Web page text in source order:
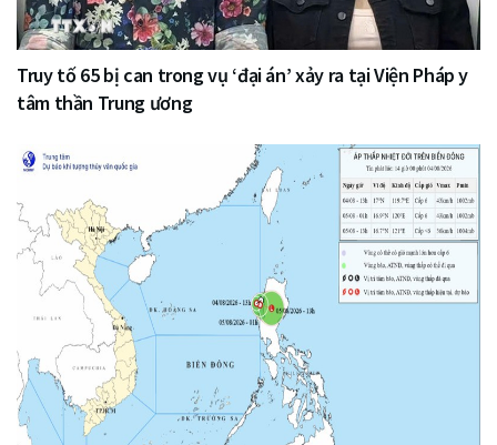
Truy tố 65 bị can trong vụ ‘đại án’ xảy ra tại Viện Pháp y
tâm thần Trung ương